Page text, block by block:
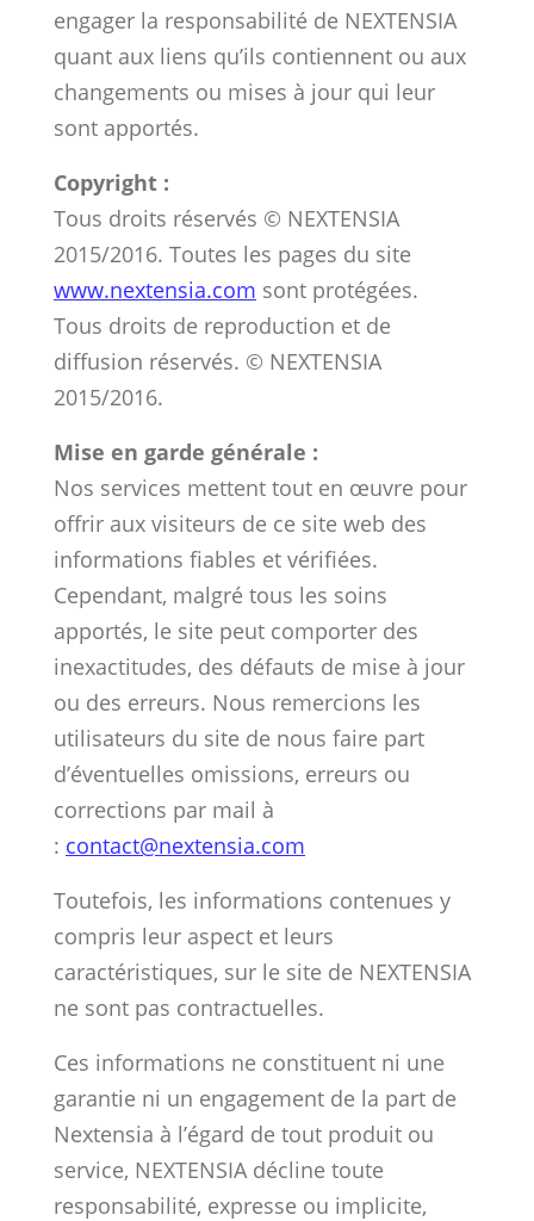
engager la responsabilité de NEXTENSIA
quant aux liens qu’ils contiennent ou aux
changements ou mises à jour qui leur
sont apportés.
Copyright :
Tous droits réservés © NEXTENSIA
2015/2016. Toutes les pages du site
www.nextensia.com sont protégées.
Tous droits de reproduction et de
diffusion réservés. © NEXTENSIA
2015/2016.
Mise en garde générale :
Nos services mettent tout en œuvre pour
offrir aux visiteurs de ce site web des
informations fiables et vérifiées.
Cependant, malgré tous les soins
apportés, le site peut comporter des
inexactitudes, des défauts de mise à jour
ou des erreurs. Nous remercions les
utilisateurs du site de nous faire part
d’éventuelles omissions, erreurs ou
corrections par mail à
: contact@nextensia.com
Toutefois, les informations contenues y
compris leur aspect et leurs
caractéristiques, sur le site de NEXTENSIA
ne sont pas contractuelles.
Ces informations ne constituent ni une
garantie ni un engagement de la part de
Nextensia à l’égard de tout produit ou
service, NEXTENSIA décline toute
responsabilité, expresse ou implicite,